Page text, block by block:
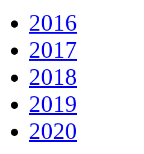
2016
2017
2018
2019
2020